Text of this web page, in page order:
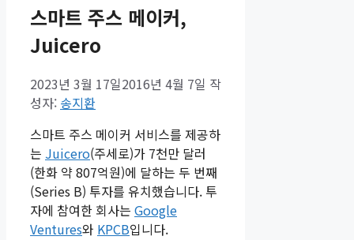
스마트 주스 메이커,
Juicero
2023년 3월 17일2016년 4월 7일 작
성자: 송지환
스마트 주스 메이커 서비스를 제공하
는 Juicero(주세로)가 7천만 달러
(한화 약 807억원)에 달하는 두 번째
(Series B) 투자를 유치했습니다. 투
자에 참여한 회사는 Google
Ventures와 KPCB입니다.